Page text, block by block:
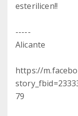
esterilicen!!
-----
Alicante
https://
79